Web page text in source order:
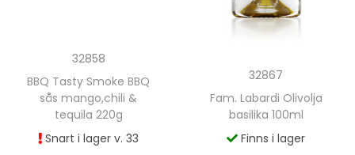
32858
BBQ Tasty Smoke BBQ
sås mango,chili &
tequila 220g
Snart i lager v. 33
32867
Fam. Labardi Olivolja
basilika 100ml
Finns i lager